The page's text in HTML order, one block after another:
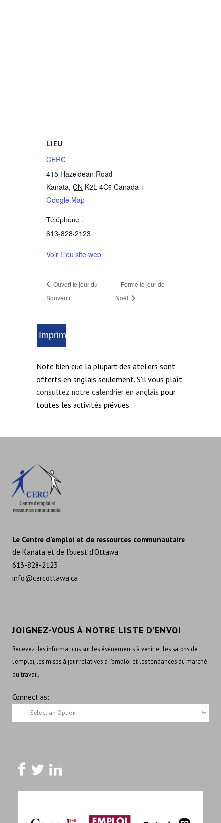
LIEU
CERC
415 Hazeldean Road
Kanata, ON K2L 4C6 Canada +
Google Map
Téléphone :
613-828-2123
Voir Lieu site web
Ouvert le jour du
Souvenir
Fermé le jour de
Noël
Note bien que la plupart des ateliers sont
offerts en anglais seulement. S'il vous plaît
consultez notre calendrier en anglais pour
toutes les activités prévues.
Le Centre d’emploi et de ressources communautaire
de Kanata et de l’ouest d’Ottawa
613-828-2123
info@cercottawa.ca
JOIGNEZ-VOUS À NOTRE LISTE D’ENVOI
Recevez des informations sur les événements à venir et les salons de
l’emploi, les mises à jour relatives à l’emploi et les tendances du marché
du travail.
Connect as: